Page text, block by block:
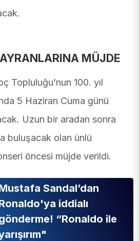
MÜJDE
Topluluğu’nun 100. yıl
5 Haziran Cuma günü
Uzun bir aradan sonra
buluşacak olan ünlü
öncesi müjde verildi.
Sandal’dan
iddialı
“Ronaldo ile